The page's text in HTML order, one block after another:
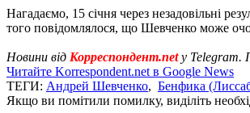
Нагадаємо, 15 січня через незадовільні
того повідомлялося, що Шевченко може
Новини від Корреспондент.netу Telegram.
Читайте Korrespondent.net в Google News
ТЕГИ: Андрей Шевченко, Бенфика
Якщо ви помітили помилку, виділіть